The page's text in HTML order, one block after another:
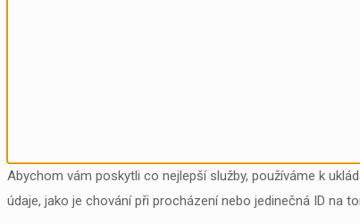
Abychom vám poskytli co nejlepší služby, používáme k
údaje, jako je chování při procházení nebo jedinečná ID na